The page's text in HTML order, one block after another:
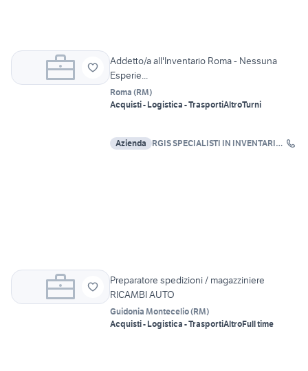
Addetto/a all'Inventario Roma - Nessuna
Esperie...
Roma (RM)
Acquisti - Logistica - TrasportiAltroTurni
Azienda
RGIS SPECIALISTI IN INVENTARI
Preparatore spedizioni / magazziniere
RICAMBI AUTO
Guidonia Montecelio(RM)
Acquisti - Logistica - TrasportiAltroFull time